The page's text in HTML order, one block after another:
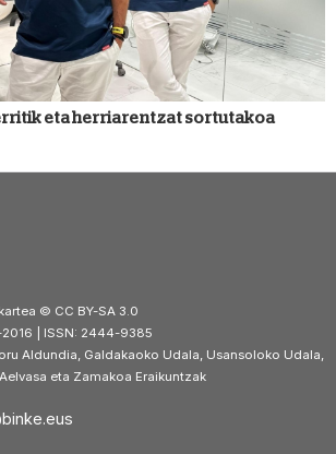
eta herriarentzat sortutakoa
© CC BY-SA 3.0
2016 | ISSN: 2444-9385
Aldundia, Galdakaoko Udala, Usansoloko Udala,
eta Zamakoa Eraikuntzak